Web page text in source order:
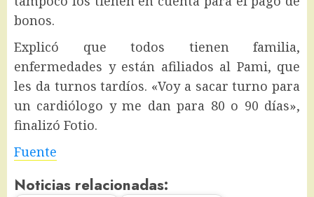
bonos.
Explicó que todos tienen familia,
enfermedades y están afiliados al Pami, que
les da turnos tardíos. «Voy a sacar turno para
un cardiólogo y me dan para 80 o 90 días»,
finalizó Fotio.
Fuente
Noticias relacionadas: